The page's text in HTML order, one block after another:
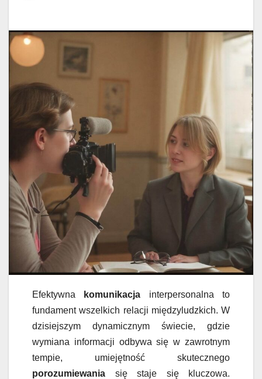
Efektywna komunikacja interpersonalna to
fundament wszelkich relacji międzyludzkich. W
dzisiejszym dynamicznym świecie, gdzie
wymiana informacji odbywa się w zawrotnym
tempie, umiejętność skutecznego
porozumiewania się staje się kluczowa.